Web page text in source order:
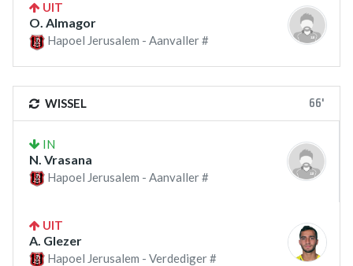
UIT
O. Almagor
Hapoel Jerusalem - Aanvaller #
WISSEL 66'
IN
N. Vrasana
Hapoel Jerusalem - Aanvaller #
UIT
A. Glezer
Hapoel Jerusalem - Verdediger #